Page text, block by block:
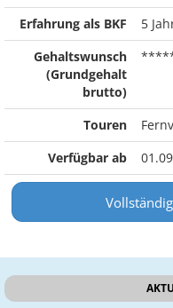
Erfahrung als BKF
5
Gehaltswunsch
(Grundgehalt
brutto)
Touren
Verfügbar ab